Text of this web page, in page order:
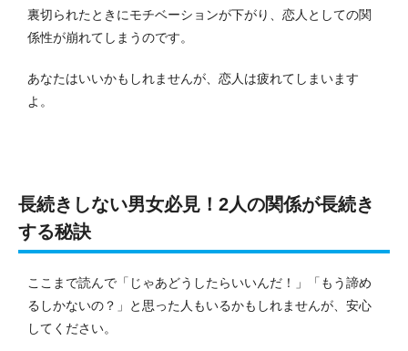
裏切られたときにモチベーションが下がり、恋人としての関
係性が崩れてしまうのです。
あなたはいいかもしれませんが、恋人は疲れてしまいます
よ。
長続きしない男女必見！2人の関係が長続き
する秘訣
ここまで読んで「じゃあどうしたらいいんだ！」「もう諦め
るしかないの？」と思った人もいるかもしれませんが、安心
してください。